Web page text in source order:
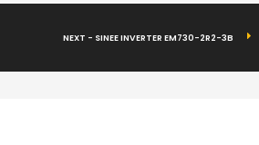
NEXT - SINEE INVERTER EM730-2R2-3B